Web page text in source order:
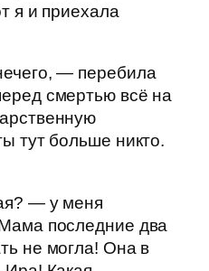
я и приехала
— перебила
смертью всё на
тут больше никто.
— у меня
последние два
не могла! Она в